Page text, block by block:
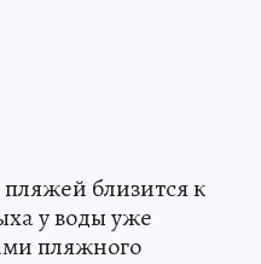
близится к
у воды уже
пляжного